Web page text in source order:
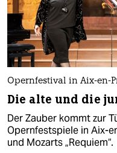
Opernfestival in Aix-en-
Die alte und die
Der Zauber kommt zur
Opernfestspiele in Aix-
und Mozarts „Requiem“.